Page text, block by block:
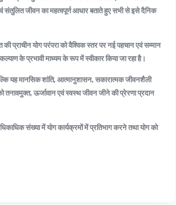
संतुलित जीवन का महत्वपूर्ण आधार बताते हुए सभी से इसे दैनिक
प्राचीन योग परंपरा को वैश्विक स्तर पर नई पहचान एवं सम्मान
के प्रभावी माध्यम के रूप में स्वीकार किया जा रहा है।
यह मानसिक शांति, आत्मानुशासन, सकारात्मक जीवनशैली
ऊर्जावान एवं स्वस्थ जीवन जीने की प्रेरणा प्रदान
संख्या में योग कार्यक्रमों में प्रतिभाग करने तथा योग को